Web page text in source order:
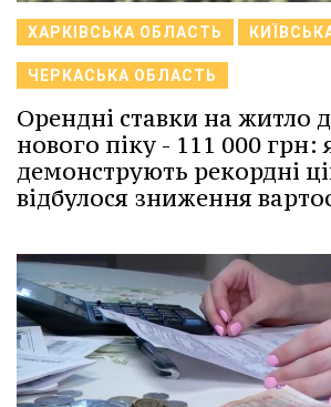
ХАРКІВСЬКА ОБЛАСТЬ
ЧЕРКАСЬКА ОБЛАСТЬ
Орендні ставки на житло
нового піку - 111 000 грн:
демонструють рекордні
відбулося зниження